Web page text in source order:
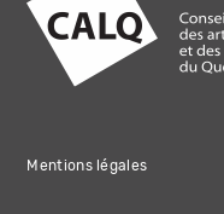
Mentions légales